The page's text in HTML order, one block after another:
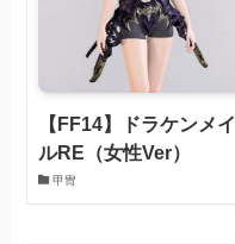
【FF14】ドラケンメイ
ルRE（女性Ver）
甲冑